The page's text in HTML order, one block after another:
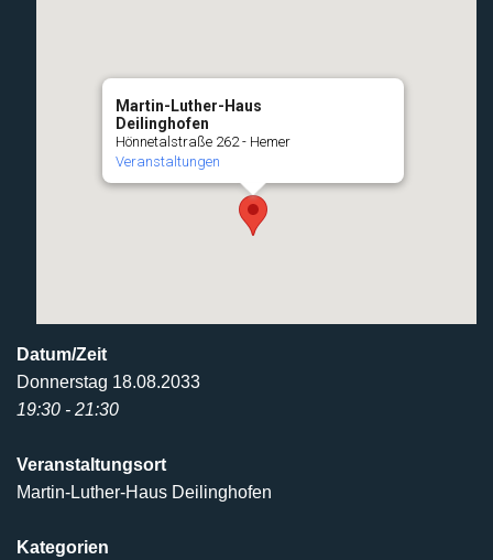
Martin-Luther-Haus
Deilinghofen
Hönnetalstraße 262 - Hemer
Veranstaltungen
Datum/Zeit
Donnerstag 18.08.2033
19:30 - 21:30
Veranstaltungsort
Martin-Luther-Haus Deilinghofen
Kategorien